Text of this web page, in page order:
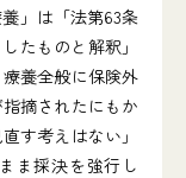
」は「法第63条
たものと解釈」
養全般に保険外
摘されたにもか
す考えはない」
ま採決を強行し